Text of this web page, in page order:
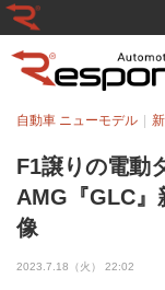
F1譲りの電動
AMG『GLC』
像
自動車 ニューモデル
2023.7.18（火） 22:02